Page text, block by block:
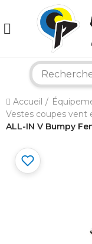
Accueil
Vestes coupes vent
ALL-IN V Bumpy
Comment